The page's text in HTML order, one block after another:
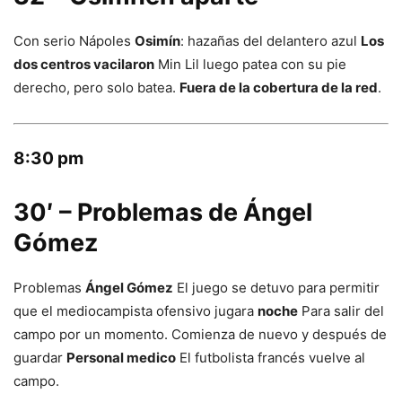
Con serio Nápoles Osimín: hazañas del delantero azul Los
dos centros vacilaron Min Lil luego patea con su pie
derecho, pero solo batea. Fuera de la cobertura de la red.
8:30 pm
30′ – Problemas de Ángel
Gómez
Problemas Ángel Gómez El juego se detuvo para permitir
que el mediocampista ofensivo jugara noche Para salir del
campo por un momento. Comienza de nuevo y después de
guardar Personal medico El futbolista francés vuelve al
campo.